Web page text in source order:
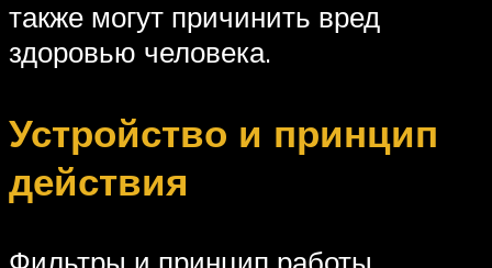
также могут причинить вред
здоровью человека.
Устройство и принцип
действия